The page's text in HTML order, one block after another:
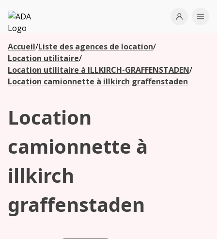
ADA
Open
Accueil/Liste des agences de location/
Location utilitaire/
Location utilitaire à ILLKIRCH-GRAFFENSTADEN/
Location camionnette à illkirch graffenstaden
Location
camionnette à
illkirch
graffenstaden
Les
agences à
proximité
Commencez
votre
pour voir les
proximité